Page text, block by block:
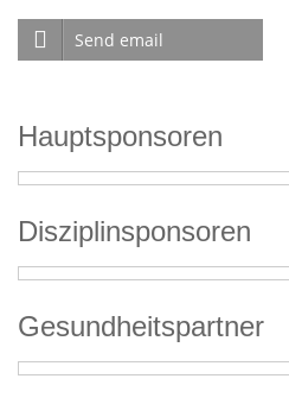
Send email
Hauptsponsoren
Disziplinsponsoren
Gesundheitspartner